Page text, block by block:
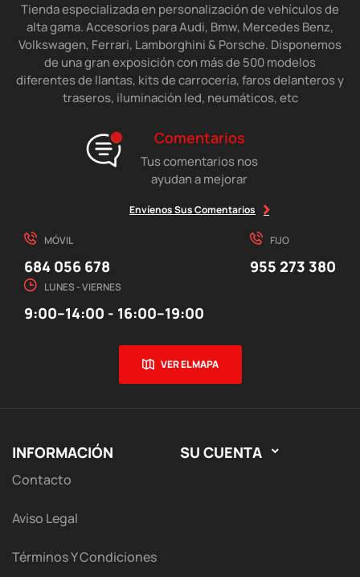
Tienda especializada en personalización de vehículos de
alta gama. Accesorios para Audi, Bmw, Mercedes Benz,
Volkswagen, Ferrari, Lamborghini & Porsche. Disponemos
de una gran exposición con más de 500 modelos
diferentes de llantas, kits de carrocería, faros delanteros y
traseros, iluminación led, neumáticos, etc
Comentarios
Tus comentarios nos
ayudan a mejorar
Envíenos Sus Comentarios
MÓVIL
684 056 678
FIJO
955 273 380
LUNES - VIERNES
9:00–14:00 - 16:00–19:00
VER EL MAPA
INFORMACIÓN
Contacto
Aviso Legal
Términos Y Condiciones
SU CUENTA 